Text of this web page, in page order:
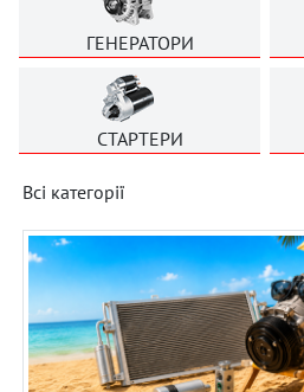
ГЕНЕРАТОРИ
СТАРТЕРИ
Всі категорії